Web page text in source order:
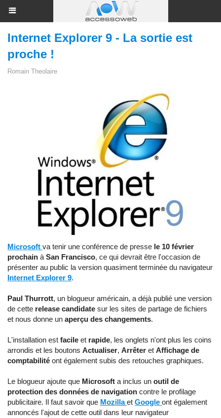
Internet Explorer 9 - La sortie est
proche !
Romain Theolaire
Microsoft va tenir une conférence de presse le 10 février
prochain à San Francisco, ce qui devrait être l'occasion de
présenter au public la version quasiment terminée du navigateur
Internet Explorer 9.
Paul Thurrott, un blogueur américain, a déjà publié une version
de cette release candidate sur les sites de partage de fichiers
et nous donne un aperçu des changements.
L'installation est facile et rapide, les onglets n'ont plus les coins
arrondis et les boutons Actualiser, Arrêter et Affichage de
comptabilité ont également subis des retouches graphiques.
Le blogueur ajoute que Microsoft a inclus un outil de
protection des données de navigation contre le profilage
publicitaire. Il faut savoir que Mozillaet Google ont également
annoncés l'ajout de cette outil dans leur navigateur